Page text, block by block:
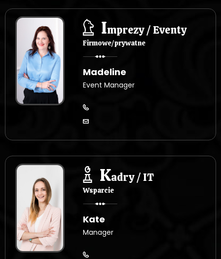
Imprezy / Eventy
Firmowe/prywatne
Madeline
Event Manager
Kadry / IT
Wsparcie
Kate
Manager